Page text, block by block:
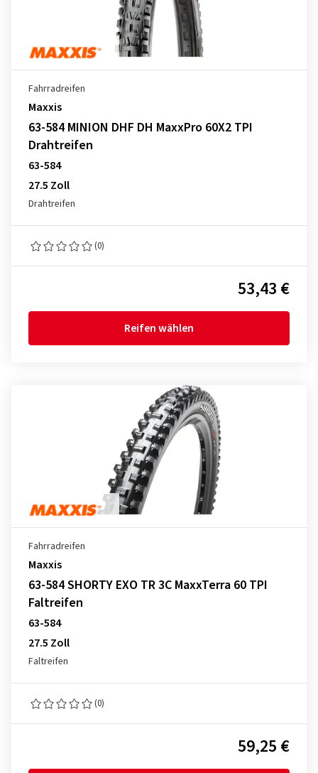
Fahrradreifen
Maxxis
63-584 MINION DHF DH MaxxPro 60X2 TPI
Drahtreifen
63-584
27.5 Zoll
Drahtreifen
(0)
53,43 €
Reifen wählen
Fahrradreifen
Maxxis
63-584 SHORTY EXO TR 3C MaxxTerra 60 TPI
Faltreifen
63-584
27.5 Zoll
Faltreifen
(0)
59,25 €